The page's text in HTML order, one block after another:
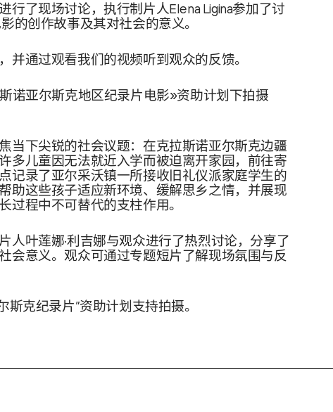
行了现场讨论，执行制片人Elena Ligina参加了讨
的创作故事及其对社会的意义。
并通过观看我们的视频听到观众的反馈。
诺亚尔斯克地区纪录片电影»资助计划下拍摄
当下尖锐的社会议题：在克拉斯诺亚尔斯克边疆
多儿童因无法就近入学而被迫离开家园，前往寄
记录了亚尔采沃镇一所接收旧礼仪派家庭学生的
助这些孩子适应新环境、缓解思乡之情，并展现
过程中不可替代的支柱作用。
人叶莲娜·利吉娜与观众进行了热烈讨论，分享了
会意义。观众可通过专题短片了解现场氛围与反
斯克纪录片”资助计划支持拍摄。